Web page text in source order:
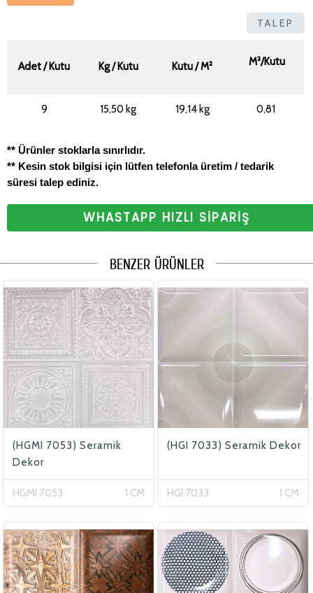
TALEP
Adet / Kutu Kg / Kutu Kutu / M² M²/Kutu
9 15,50 kg 19,14 kg 0,81
** Ürünler stoklarla sınırlıdır.
** Kesin stok bilgisi için lütfen telefonla üretim / tedarik
süresi talep ediniz.
WHASTAPP HIZLI SİPARİŞ
BENZER ÜRÜNLER
(HGMI 7053) Seramik
Dekor
HGMI 7053 1 CM
(HGI 7033) Seramik Dekor
HGI 7033 1 CM